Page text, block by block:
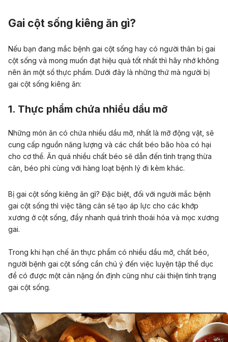
Gai cột sống kiêng ăn gì?
Nếu bạn đang mắc bệnh gai cột sống hay có người thân bị gai
cột sống và mong muốn đạt hiệu quả tốt nhất thì hãy nhớ không
nên ăn một số thực phẩm. Dưới đây là những thứ mà người bị
gai cột sống kiêng ăn:
1. Thực phẩm chứa nhiều dầu mỡ
Những món ăn có chứa nhiều dầu mỡ, nhất là mỡ động vật, sẽ
cung cấp nguồn năng lượng và các chất béo bão hòa có hại
cho cơ thể. Ăn quá nhiều chất béo sẽ dẫn đến tình trạng thừa
cân, béo phì cùng với hàng loạt bệnh lý đi kèm khác.
Bị gai cột sống kiêng ăn gì? Đặc biệt, đối với người mắc bệnh
gai cột sống thì việc tăng cân sẽ tạo áp lực cho các khớp
xương ở cột sống, đẩy nhanh quá trình thoái hóa và mọc xương
gai.
Trong khi hạn chế ăn thực phẩm có nhiều dầu mỡ, chất béo,
người bệnh gai cột sống cần chú ý đến việc luyện tập thể dục
để có được một cân nặng ổn định cũng như cải thiện tình trạng
gai cột sống.